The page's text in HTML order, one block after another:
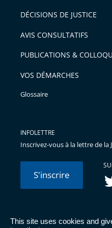
This site uses cookies and
après
pour
avant
DÉCISIONS DE JUSTICE
AVIS CONSULTATIFS
PUBLICATIONS &
VOS DÉMARCHES
Glossaire
INFOLETTRE
Inscrivez-vous à la lettre de
S'inscrire